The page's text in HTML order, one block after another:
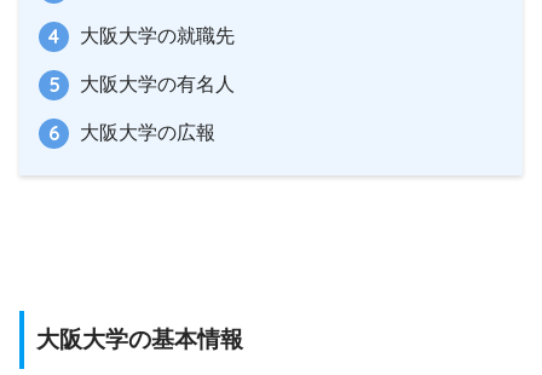
大阪大学の就職先
大阪大学の有名人
大阪大学の広報
大阪大学の基本情報